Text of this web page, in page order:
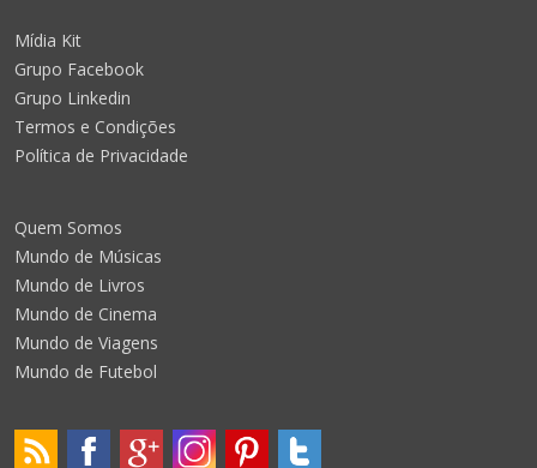
Mídia Kit
Grupo Facebook
Grupo Linkedin
Termos e Condições
Política de Privacidade
Quem Somos
Mundo de Músicas
Mundo de Livros
Mundo de Cinema
Mundo de Viagens
Mundo de Futebol